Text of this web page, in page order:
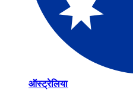
ऑस्ट्रेलिया​​